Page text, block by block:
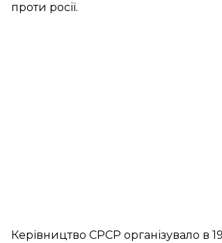
проти росії.
Керівництво СРСР організувало в